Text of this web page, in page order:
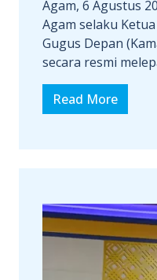
Agam, 6 Agustus
Agam selaku
Gugus Depan
secara resmi
Read More